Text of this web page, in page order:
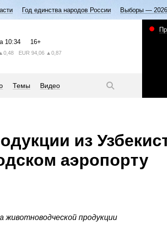
Год единства народов России Выборы — 2026
10:34 16+
▲0,48 EUR 94,06 ▲0,87
Темы Видео
из
аэропорту
животноводческой продукции